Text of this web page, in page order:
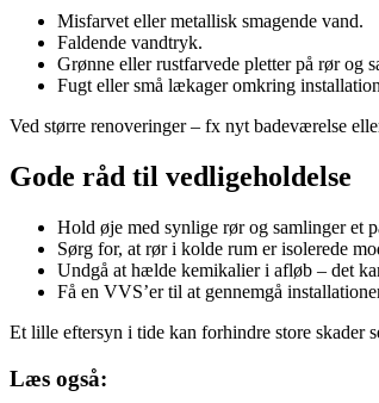
Misfarvet eller metallisk smagende vand.
Faldende vandtryk.
Grønne eller rustfarvede pletter på rør og
Fugt eller små lækager omkring
Ved større renoveringer – fx nyt badeværelse
Gode råd til vedligeholdelse
Hold øje med synlige rør og samlinger et
Sørg for, at rør i kolde rum er isolerede
Undgå at hælde kemikalier i afløb – det
Få en VVS’er til at gennemgå
Et lille eftersyn i tide kan forhindre store skader
Læs også: